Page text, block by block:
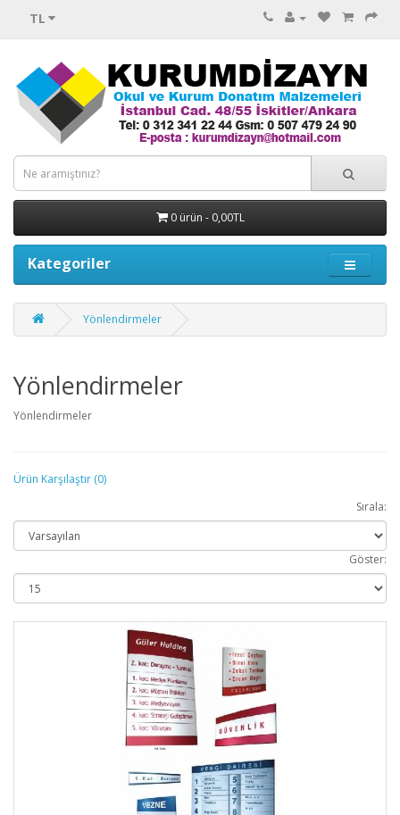
TL
0 ürün - 0,00TL
Kategoriler
Yönlendirmeler
Yönlendirmeler
Yönlendirmeler
Ürün Karşılaştır (0)
Sırala:
Göster: